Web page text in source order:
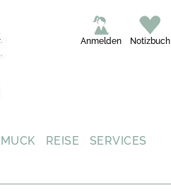
Notizbuch
Anmelden
REISE SERVICES